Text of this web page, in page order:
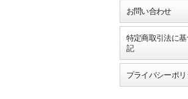
お問い合わせ
特定商取引法に
記
プライバシーポ